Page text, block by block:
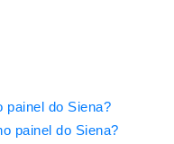
painel do Siena?
painel do Siena?